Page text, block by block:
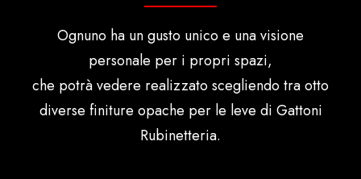
Ognuno ha un gusto unico e una visione
personale per i propri spazi,
che potrà vedere realizzato scegliendo tra otto
diverse finiture opache per le leve di Gattoni
Rubinetteria.